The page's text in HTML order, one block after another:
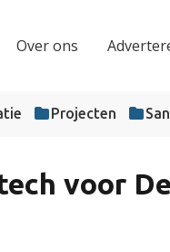
Over ons
Projecten
voor